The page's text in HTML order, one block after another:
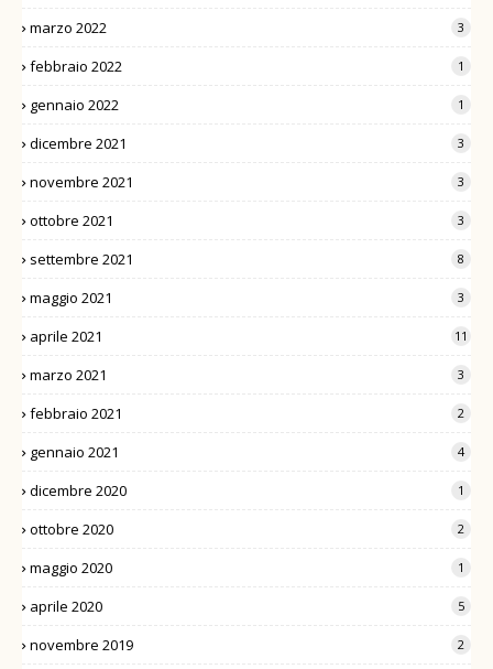
marzo 2022 3
febbraio 2022 1
gennaio 2022 1
dicembre 2021 3
novembre 2021 3
ottobre 2021 3
settembre 2021 8
maggio 2021 3
aprile 2021 11
marzo 2021 3
febbraio 2021 2
gennaio 2021 4
dicembre 2020 1
ottobre 2020 2
maggio 2020 1
aprile 2020 5
novembre 2019 2